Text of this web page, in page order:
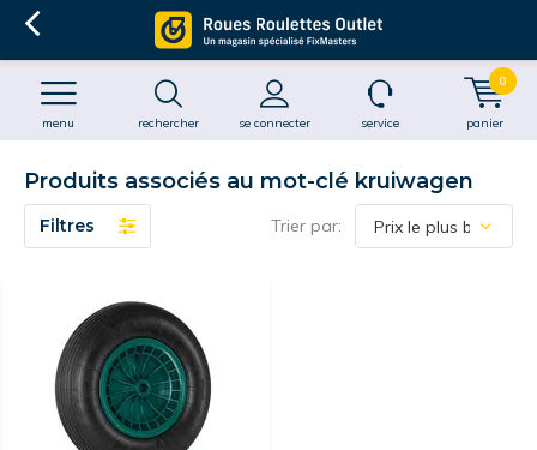
rechercher se connecter
menu service panier
0
Produits associés au mot-clé kruiwagen
Filtres Trier par: